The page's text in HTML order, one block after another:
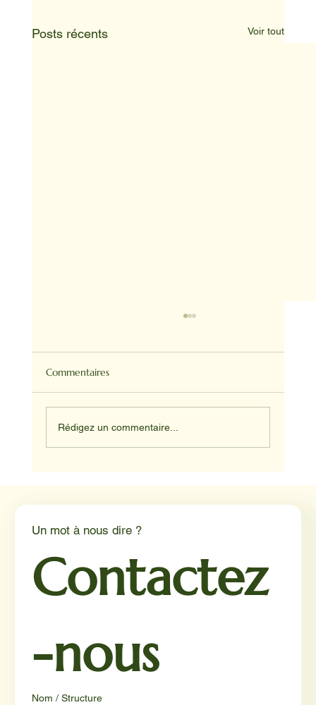
Posts récents Voir tout
Commentaires
Rédigez un commentaire...
Un mot à nous dire ?
Contactez
-nous
Nom / Structure